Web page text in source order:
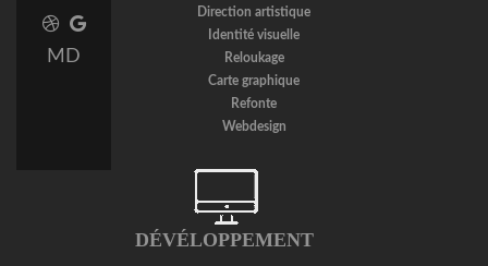
link
link
Dribbble
link
Google
Plus
link
MD
Direction artistique
Identité visuelle
Reloukage
Carte graphique
Refonte
Webdesign
DÉVÉLOPPEMENT